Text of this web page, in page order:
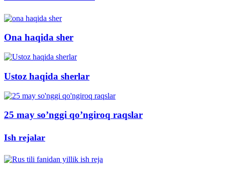
Ona haqida sher
Ustoz haqida sherlar
25 may so’nggi qo’ngiroq raqslar
Ish rejalar